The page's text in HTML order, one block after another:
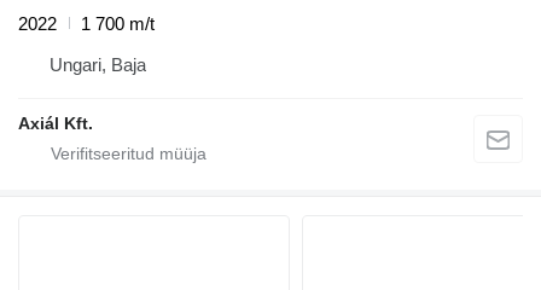
2022
1 700 m/t
Ungari, Baja
Axiál Kft.